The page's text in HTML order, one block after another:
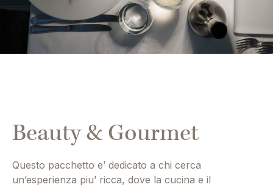
Beauty & Gourmet
Questo pacchetto e’ dedicato a chi cerca
un’esperienza piu’ ricca, dove la cucina e il